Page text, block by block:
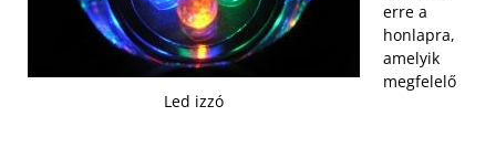
Led izzó
erre a
honlapra,
amelyik
megfelelő